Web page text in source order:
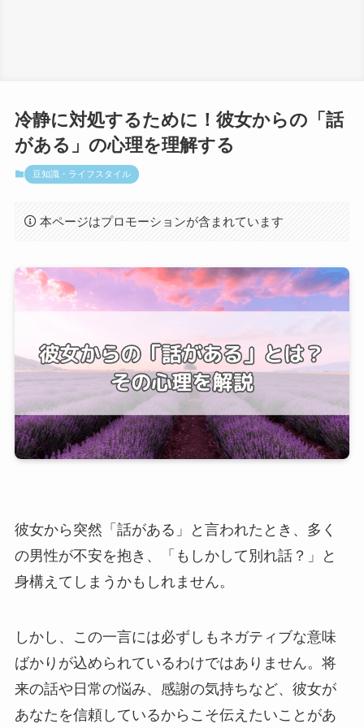
冷静に対処するために！彼女からの「話
がある」の心理を理解する
豆知識・ライフスタイル
本ページはプロモーションが含まれています
彼女から突然「話がある」と言われたとき、多く
の男性が不安を抱き、「もしかして別れ話？」と
身構えてしまうかもしれません。
しかし、この一言には必ずしもネガティブな意味
ばかりが込められているわけではありません。将
来の話や日常の悩み、感謝の気持ちなど、彼女が
あなたを信頼しているからこそ伝えたいことがあ